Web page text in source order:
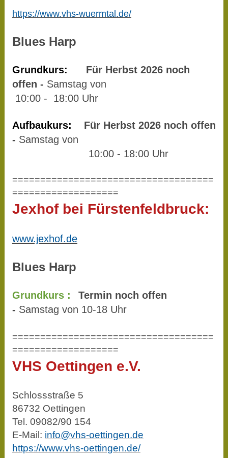
https://www.vhs-wuermtal.de/
Blues Harp
Grundkurs:
Für Herbst 2026 noch
offen - Samstag von
10:00 - 18:00 Uhr
Aufbaukurs:
Für Herbst 2026 noch offen
- Samstag von
10:00 - 18:00 Uhr
====================================
===================
Jexhof bei Fürstenfeldbruck:
www.jexhof.de
Blues Harp
Grundkurs :
Termin noch offen
- Samstag von 10-18 Uhr
====================================
===================
VHS Oettingen e.V.
Schlossstraße 5
86732 Oettingen
Tel. 09082/90 154
E-Mail: info@vhs-oettingen.de
https://www.vhs-oettingen.de/